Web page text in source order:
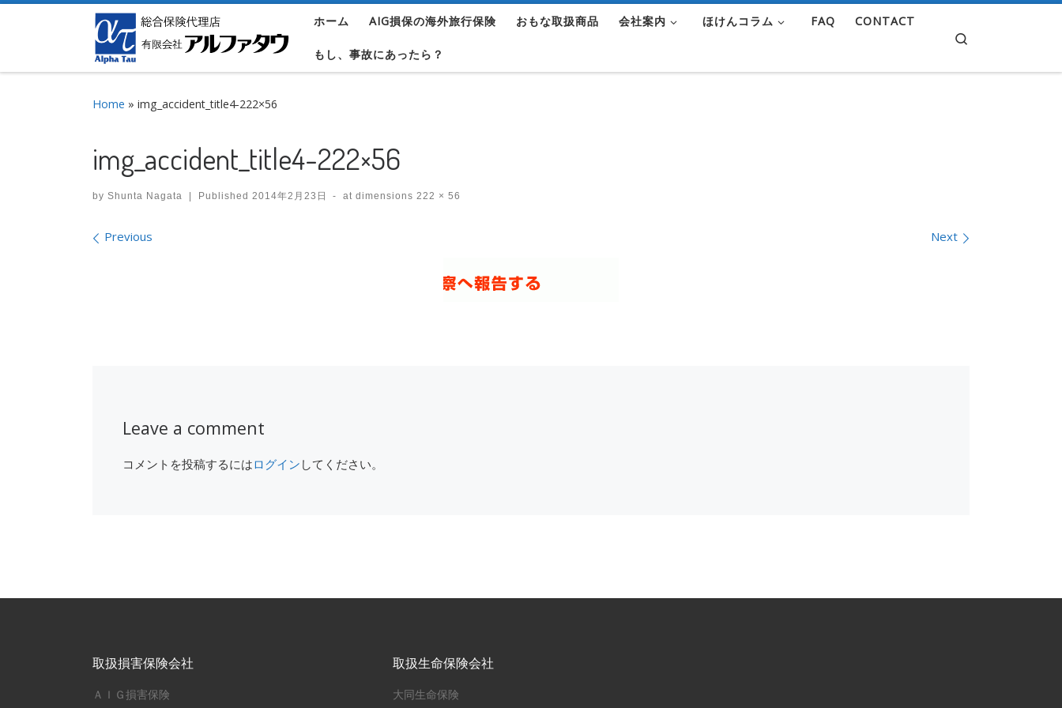
Skip to content ホーム AIG損保の海外旅行保険 おもな取扱商品 会社案内 ほけんコラム FAQ CONTACT
もし、事故にあったら？
Home » img_accident_title4-222×56
img_accident_title4-222×56
by Shunta Nagata Published 2014年2月23日 - at dimensions 222 × 56
Images navigation
Previous Next
Leave a comment
コメントを投稿するにはログイン してください。
取扱損害保険会社
ＡＩＧ損害保険
取扱生命保険会社
大同生命保険